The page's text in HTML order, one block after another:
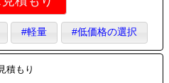
#軽量 #低価格の選択
積もり